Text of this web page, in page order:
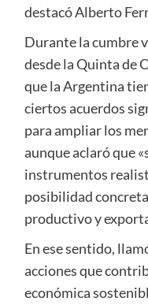
destacó Alberto
Durante la cumbre
desde la Quinta de
que la Argentina
ciertos acuerdos
para ampliar los
aunque aclaró que
instrumentos
posibilidad
productivo y
En ese sentido,
acciones que
económica